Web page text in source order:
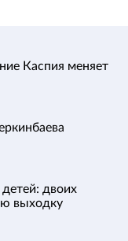
Каспия меняет
двоих
выходку